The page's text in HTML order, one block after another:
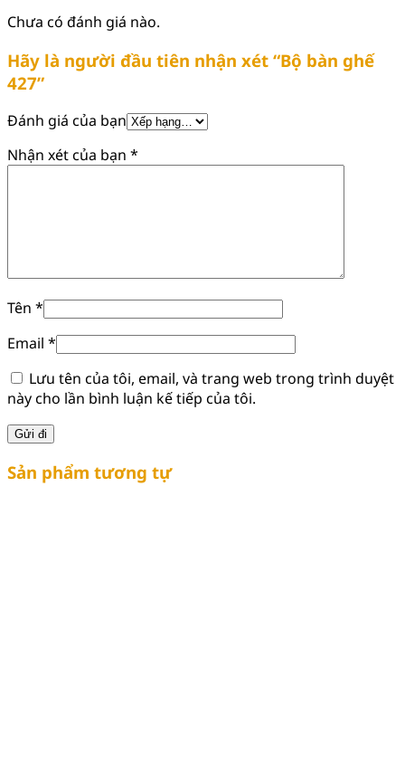
Chưa có đánh giá nào.
Hãy là người đầu tiên nhận xét “Bộ bàn ghế
427”
Đánh giá của bạn
Nhận xét của bạn *
Tên *
Email *
Lưu tên của tôi, email, và trang web trong trình duyệt
này cho lần bình luận kế tiếp của tôi.
Sản phẩm tương tự